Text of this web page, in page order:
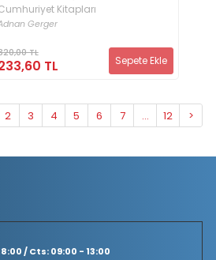
Kitapları
Gerger
TL
TL Sepete Ekle
2 3 4 5 6 7 ... 12 >
/ Cts: 09:00 - 13:00